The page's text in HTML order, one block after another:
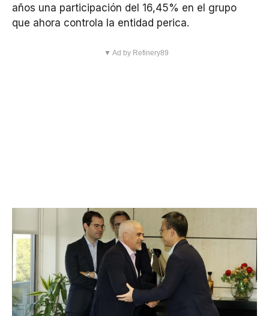
años una participación del 16,45% en el grupo
que ahora controla la entidad perica.
▼ Ad by Refinery89